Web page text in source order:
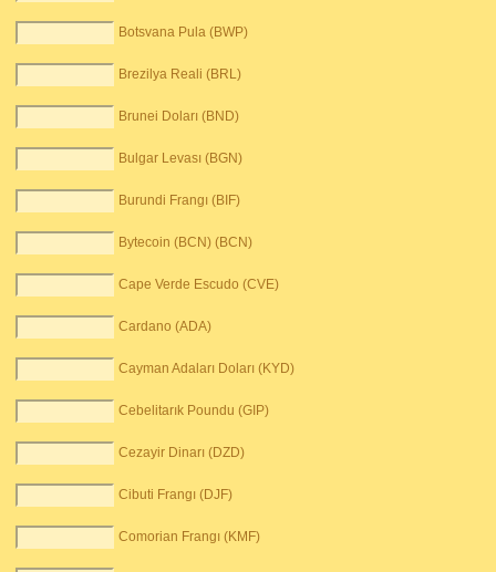
Botsvana Pula (BWP)
Brezilya Reali (BRL)
Brunei Doları (BND)
Bulgar Levası (BGN)
Burundi Frangı (BIF)
Bytecoin (BCN) (BCN)
Cape Verde Escudo (CVE)
Cardano (ADA)
Cayman Adaları Doları (KYD)
Cebelitarık Poundu (GIP)
Cezayir Dinarı (DZD)
Cibuti Frangı (DJF)
Comorian Frangı (KMF)